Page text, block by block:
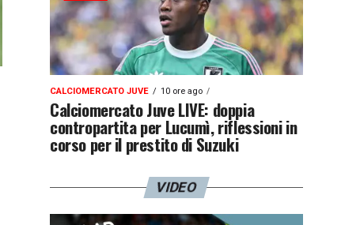
CALCIOMERCATO JUVE 10 ore ago
Calciomercato Juve LIVE: doppia
contropartita per Lucumì, riflessioni in
corso per il prestito di Suzuki
VIDEO